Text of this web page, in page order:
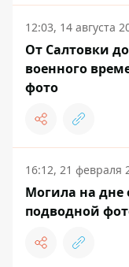
12:03, 14 августа
От Салтовки
военного
фото
16:12, 21 февраля
Могила на дне
подводной